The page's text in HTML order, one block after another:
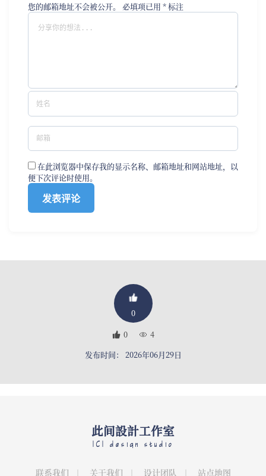
您的邮箱地址不会被公开。 必填项已用 *标注
在此浏览器中保存我的显示名称、邮箱地址和网站地址，以
便下次评论时使用。
0
0
4
发布时间： 2026年06月29日
此间設計工作室
ICI design studio
联系我们 关于我们 设计团队 站点地图